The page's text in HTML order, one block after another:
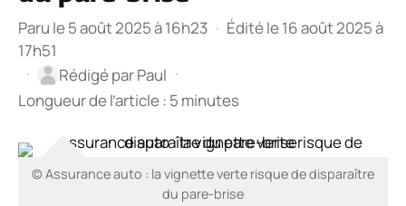
Paru le 5 août 2025 à 16h23 · Édité le 16 août 2025 à
17h51
·
Rédigé parPaul ·
Longueur de l’article : 5 minutes
© Assurance auto : la vignette verte risque de disparaître
du pare-brise